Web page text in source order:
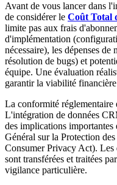
Avant de vous lancer dans
de considérer le Coût Total
limite pas aux frais
d'implémentation
nécessaire), les dépenses
résolution de bugs) et
équipe. Une évaluation
garantir la viabilité
La conformité réglementaire
L'intégration de données
des implications
Général sur la Protection
Consumer Privacy Act). Les
sont transférées et traitées
vigilance particulière.